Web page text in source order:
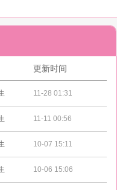
更新时间
11-28 01:31
11-11 00:56
10-07 15:11
10-06 15:06